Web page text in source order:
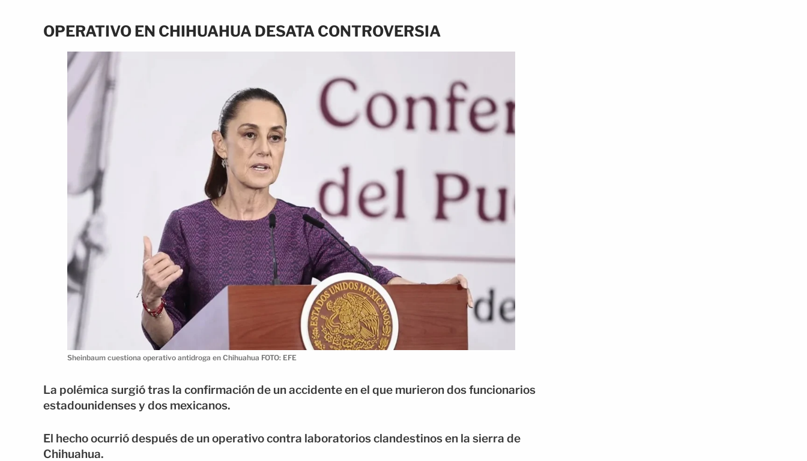
OPERATIVO EN CHIHUAHUA DESATA CONTROVERSIA
Sheinbaum cuestiona operativo antidroga en Chihuahua FOTO: EFE
La polémica surgió tras la confirmación de un accidente en el que murieron dos funcionarios
estadounidenses y dos mexicanos.
El hecho ocurrió después de un operativo contra laboratorios clandestinos en la sierra de
Chihuahua.